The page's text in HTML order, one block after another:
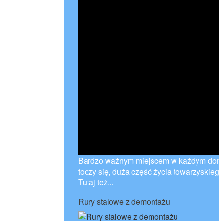
Bardzo ważnym miejscem w każdym
toczy się, duża część życia
Tutaj też...
Rury stalowe z demontażu